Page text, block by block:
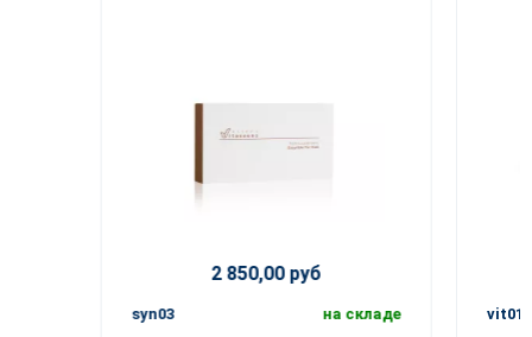
2 850,00 руб
syn03 на складе vit01